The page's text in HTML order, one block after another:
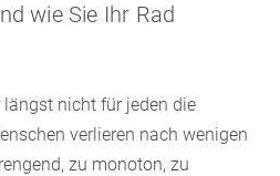
wie Sie Ihr Rad
nicht für jeden die
verlieren nach wenigen
zu monoton, zu